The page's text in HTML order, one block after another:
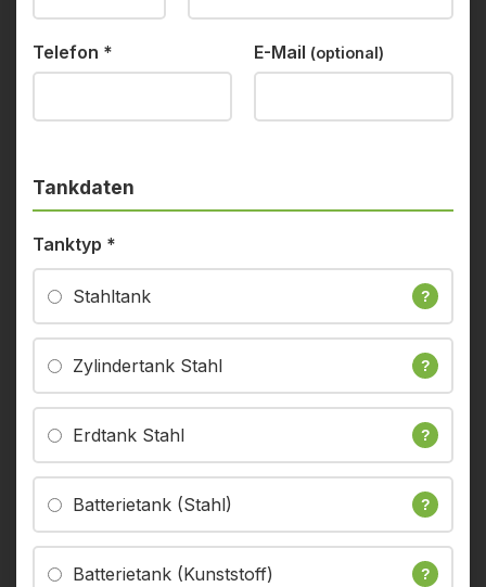
Telefon * E-Mail (optional)
Tankdaten
Tanktyp *
Stahltank ?
Zylindertank Stahl ?
Erdtank Stahl ?
Batterietank (Stahl) ?
Batterietank (Kunststoff) ?